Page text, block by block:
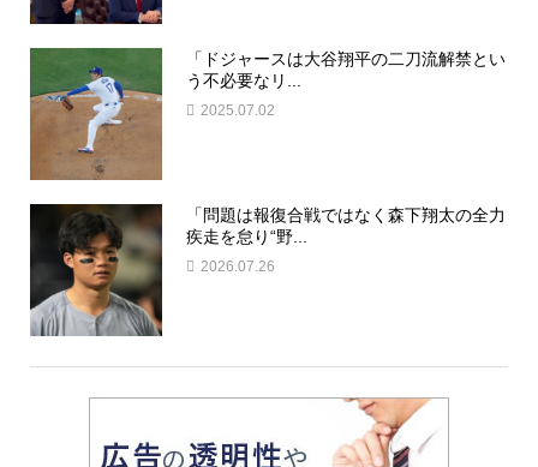
「ドジャースは大谷翔平の二刀流解禁とい
う不必要なリ...
2025.07.02
「問題は報復合戦ではなく森下翔太の全力
疾走を怠り“野...
2026.07.26